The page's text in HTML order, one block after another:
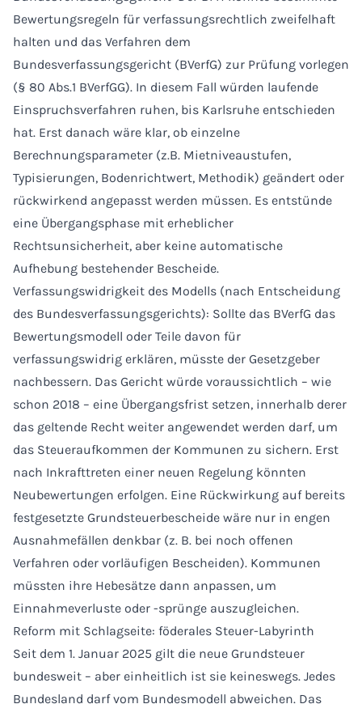
Bewertungsregeln für verfassungsrechtlich zweifelhaft
halten und das Verfahren dem
Bundesverfassungsgericht (BVerfG) zur Prüfung vorlegen
(§ 80 Abs.1 BVerfGG). In diesem Fall würden laufende
Einspruchsverfahren ruhen, bis Karlsruhe entschieden
hat. Erst danach wäre klar, ob einzelne
Berechnungsparameter (z.B. Mietniveaustufen,
Typisierungen, Bodenrichtwert, Methodik) geändert oder
rückwirkend angepasst werden müssen. Es entstünde
eine Übergangsphase mit erheblicher
Rechtsunsicherheit, aber keine automatische
Aufhebung bestehender Bescheide.
Verfassungswidrigkeit des Modells (nach Entscheidung
des Bundesverfassungsgerichts): Sollte das BVerfG das
Bewertungsmodell oder Teile davon für
verfassungswidrig erklären, müsste der Gesetzgeber
nachbessern. Das Gericht würde voraussichtlich – wie
schon 2018 – eine Übergangsfrist setzen, innerhalb derer
das geltende Recht weiter angewendet werden darf, um
das Steueraufkommen der Kommunen zu sichern. Erst
nach Inkrafttreten einer neuen Regelung könnten
Neubewertungen erfolgen. Eine Rückwirkung auf bereits
festgesetzte Grundsteuerbescheide wäre nur in engen
Ausnahmefällen denkbar (z. B. bei noch offenen
Verfahren oder vorläufigen Bescheiden). Kommunen
müssten ihre Hebesätze dann anpassen, um
Einnahmeverluste oder -sprünge auszugleichen.
Reform mit Schlagseite: föderales Steuer-Labyrinth
Seit dem 1. Januar 2025 gilt die neue Grundsteuer
bundesweit – aber einheitlich ist sie keineswegs. Jedes
Bundesland darf vom Bundesmodell abweichen. Das